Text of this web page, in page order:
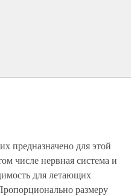
предназначено для этой
числе нервная система и
для летающих
размеру